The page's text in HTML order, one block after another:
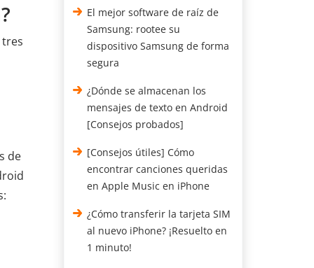
de
El mejor software de raíz de
Samsung: rootee su
dispositivo Samsung de forma
segura
¿Dónde se almacenan los
mensajes de texto en Android
[Consejos probados]
[Consejos útiles] Cómo
encontrar canciones queridas
en Apple Music en iPhone
¿Cómo transferir la tarjeta SIM
al nuevo iPhone? ¡Resuelto en
1 minuto!